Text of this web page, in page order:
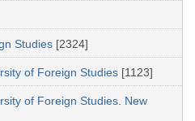
Studies [2324]
of Foreign Studies [1123]
of Foreign Studies. New